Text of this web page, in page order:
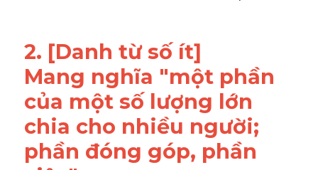
2. [Danh từ số ít]
Mang nghĩa "một phần
của một số lượng lớn
chia cho nhiều người;
phần đóng góp, phần